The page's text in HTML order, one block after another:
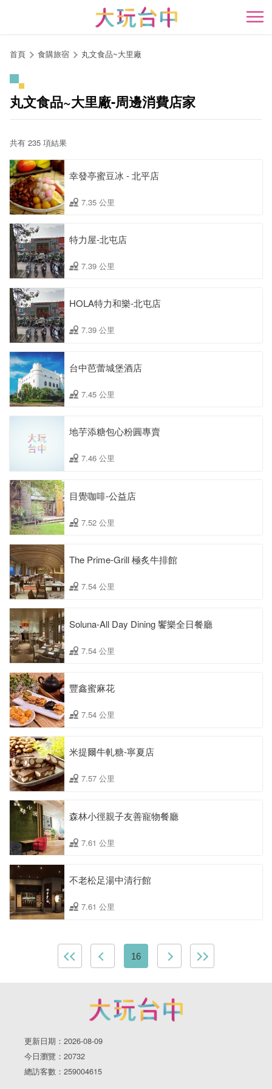
開
首頁 食購旅宿 丸文食品~大里廠
丸文食品~大里廠-周邊消費店家
共有 235 項結果
幸發亭蜜豆冰 - 北平店
7.35 公里
特力屋-北屯店
7.39 公里
HOLA特力和樂-北屯店
7.39 公里
台中芭蕾城堡酒店
7.45 公里
地芋添糖包心粉圓專賣
7.46 公里
目覺咖啡-公益店
7.52 公里
The Prime-Grill 極炙牛排館
7.54 公里
Soluna-All Day Dining 饗樂全日餐廳
7.54 公里
豐鑫蜜麻花
7.54 公里
米提爾牛軋糖-寧夏店
7.57 公里
森林小徑親子友善寵物餐廳
7.61 公里
不老松足湯中清行館
7.61 公里
16
更新日期：2026-08-09
今日瀏覽：20732
總訪客數：259004615